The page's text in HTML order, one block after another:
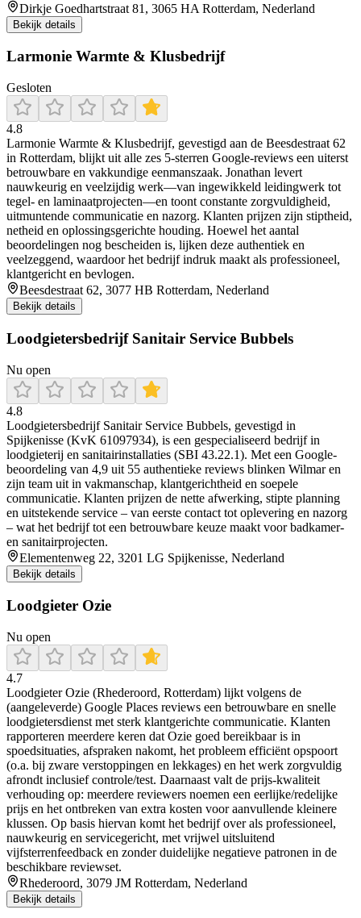
Dirkje Goedhartstraat 81, 3065 HA Rotterdam, Nederland
Bekijk details
Larmonie Warmte & Klusbedrijf
Gesloten
4.8
Larmonie Warmte & Klusbedrijf, gevestigd aan de Beesdestraat 62
in Rotterdam, blijkt uit alle zes 5‑sterren Google‑reviews een uiterst
betrouwbare en vakkundige eenmanszaak. Jonathan levert
nauwkeurig en veelzijdig werk—van ingewikkeld leidingwerk tot
tegel‐ en laminaatprojecten—en toont constante zorgvuldigheid,
uitmuntende communicatie en nazorg. Klanten prijzen zijn stiptheid,
netheid en oplossingsgerichte houding. Hoewel het aantal
beoordelingen nog bescheiden is, lijken deze authentiek en
veelzeggend, waardoor het bedrijf indruk maakt als professioneel,
klantgericht en bevlogen.
Beesdestraat 62, 3077 HB Rotterdam, Nederland
Bekijk details
Loodgietersbedrijf Sanitair Service Bubbels
Nu open
4.8
Loodgietersbedrijf Sanitair Service Bubbels, gevestigd in
Spijkenisse (KvK 61097934), is een gespecialiseerd bedrijf in
loodgieterij en sanitairinstallaties (SBI 43.22.1). Met een Google-
beoordeling van 4,9 uit 55 authentieke reviews blinken Wilmar en
zijn team uit in vakmanschap, klantgerichtheid en soepele
communicatie. Klanten prijzen de nette afwerking, stipte planning
en uitstekende service – van eerste contact tot oplevering en nazorg
– wat het bedrijf tot een betrouwbare keuze maakt voor badkamer-
en sanitairprojecten.
Elementenweg 22, 3201 LG Spijkenisse, Nederland
Bekijk details
Loodgieter Ozie
Nu open
4.7
Loodgieter Ozie (Rhederoord, Rotterdam) lijkt volgens de
(aangeleverde) Google Places reviews een betrouwbare en snelle
loodgietersdienst met sterk klantgerichte communicatie. Klanten
rapporteren meerdere keren dat Ozie goed bereikbaar is in
spoedsituaties, afspraken nakomt, het probleem efficiënt opspoort
(o.a. bij zware verstoppingen en lekkages) en het werk zorgvuldig
afrondt inclusief controle/test. Daarnaast valt de prijs-kwaliteit
verhouding op: meerdere reviewers noemen een eerlijke/redelijke
prijs en het ontbreken van extra kosten voor aanvullende kleinere
klussen. Op basis hiervan komt het bedrijf over als professioneel,
nauwkeurig en servicegericht, met vrijwel uitsluitend
vijfsterrenfeedback en zonder duidelijke negatieve patronen in de
beschikbare reviewset.
Rhederoord, 3079 JM Rotterdam, Nederland
Bekijk details